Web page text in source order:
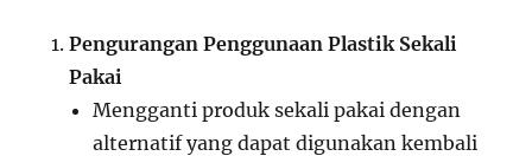
Pengurangan Penggunaan Plastik Sekali
Pakai
Mengganti produk sekali pakai dengan
alternatif yang dapat digunakan kembali